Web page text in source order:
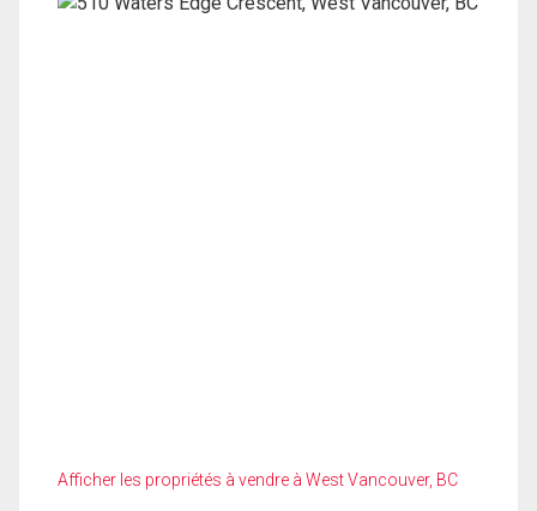
Afficher les propriétés à vendre à West Vancouver, BC